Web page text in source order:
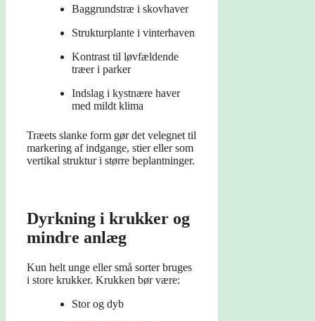
Baggrundstræ i skovhaver
Strukturplante i vinterhaven
Kontrast til løvfældende
træer i parker
Indslag i kystnære haver
med mildt klima
Træets slanke form gør det velegnet til
markering af indgange, stier eller som
vertikal struktur i større beplantninger.
Dyrkning i krukker og
mindre anlæg
Kun helt unge eller små sorter bruges
i store krukker. Krukken bør være:
Stor og dyb